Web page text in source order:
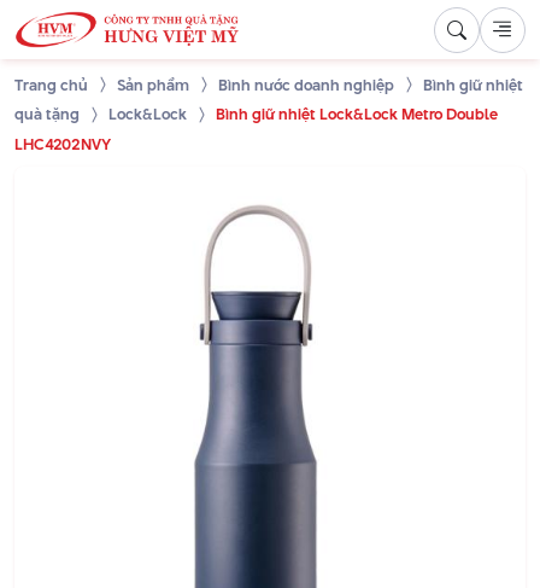
Trang chủ Sản phẩm Bình nước doanh nghiệp
Bình giữ nhiệt
quà tặng
Lock&Lock
Bình giữ nhiệt Lock&Lock Metro Double
LHC4202NVY